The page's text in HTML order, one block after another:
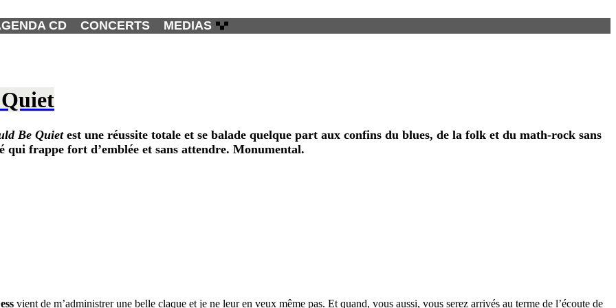
CD CONCERTS MEDIAS
Be Quiet est une réussite totale et se balade quelque part aux confins du blues, de la folk et du math-rock sans
qui frappe fort d’emblée et sans attendre. Monumental.
vient de m’administrer une belle claque et je ne leur en veux même pas. Et quand, vous aussi, vous serez arrivés au terme de l’écoute de